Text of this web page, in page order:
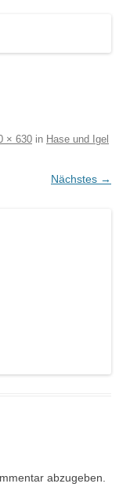
× 630 in Hase und Igel
Nächstes →
abzugeben.